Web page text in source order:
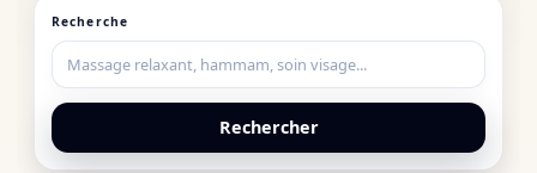
Recherche
Rechercher